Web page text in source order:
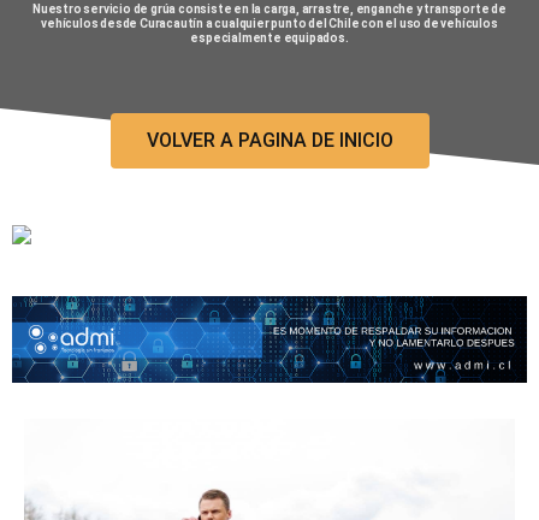
Nuestro servicio de grúa consiste en la carga, arrastre, enganche y transporte de
vehículos desde Curacautín a cualquier punto del Chile con el uso de vehículos
especialmente equipados.
VOLVER A PAGINA DE INICIO